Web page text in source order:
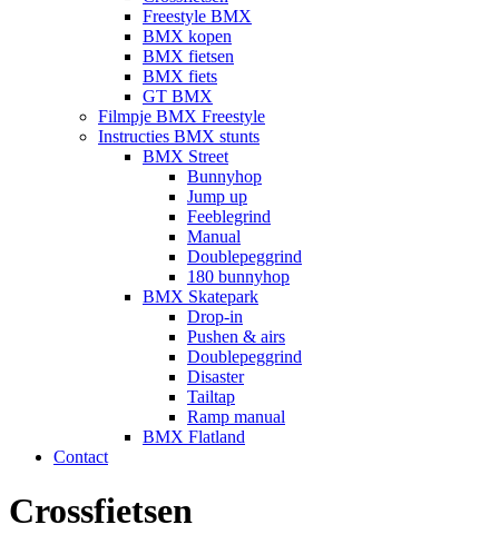
Freestyle BMX
BMX kopen
BMX fietsen
BMX fiets
GT BMX
Filmpje BMX Freestyle
Instructies BMX stunts
BMX Street
Bunnyhop
Jump up
Feeblegrind
Manual
Doublepeggrind
180 bunnyhop
BMX Skatepark
Drop-in
Pushen & airs
Doublepeggrind
Disaster
Tailtap
Ramp manual
BMX Flatland
Contact
Crossfietsen